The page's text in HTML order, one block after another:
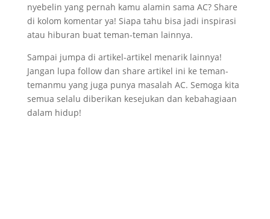
nyebelin yang pernah kamu alamin sama AC? Share
di kolom komentar ya! Siapa tahu bisa jadi inspirasi
atau hiburan buat teman-teman lainnya.
Sampai jumpa di artikel-artikel menarik lainnya!
Jangan lupa follow dan share artikel ini ke teman-
temanmu yang juga punya masalah AC. Semoga kita
semua selalu diberikan kesejukan dan kebahagiaan
dalam hidup!